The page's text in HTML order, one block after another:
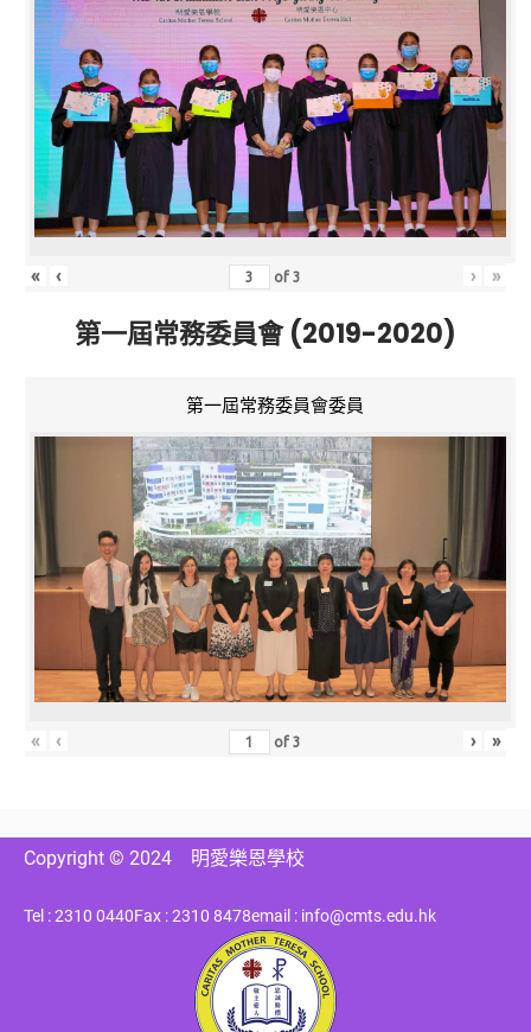
« ‹ of3 › »
第一屆常務委員會 (2019-2020)
第一屆常務委員會委員
« ‹ of3 › »
Copyright © 2024 明愛樂恩學校
Tel : 2310 0440Fax : 2310 8478email : info@cmts.edu.hk